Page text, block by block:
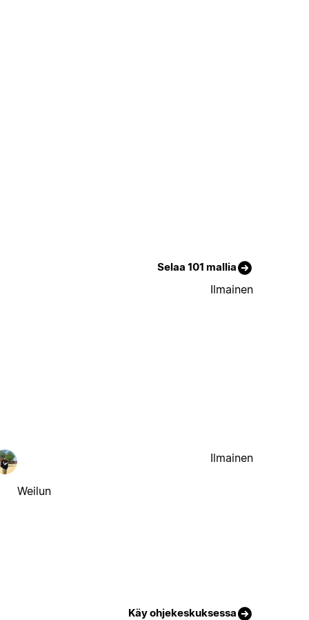
Selaa 101 mallia
Ilmainen
Weilun
Ilmainen
Käy ohjekeskuksessa